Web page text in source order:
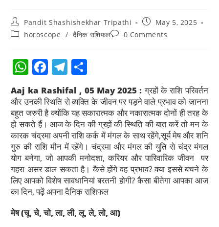
Pandit Shashishekhar Tripathi
May 5, 2025
horoscope / दैनिक राशिफल 0 Comments
W
h
at
s
A
p
p
F
c
e
b
o
o
k
T
el
e
gr
a
m
h
ar
e
Aaj ka Rashifal , 05 May 2025 :ग्रहों के राशि परिवर्तन
और उनकी स्थिति से व्यक्ति के जीवन पर पड़ने वाले प्रभाव को जानना
बहुत जरुरी है क्योंकि यह सकारात्मक और नकारात्मक दोनों ही तरह के
हो सकते हैं। आज के दिन की ग्रहों की स्थिति की बात करें तो मन के
कारक चंद्रमा अपनी राशि कर्क में मंगल के साथ रहेंगे,सूर्य मेष और शनि
गुरु की राशि मीन में रहेंगे। चंद्रमा और मंगल की युति से चंद्र मंगल
योग बनेगा, जो आपकी मनोदशा, करियर और पारिवारिक जीवन पर
गहरा असर डाल सकता है। कैसे होंगे वह प्रभाव? क्या इससे बचने के
लिए आपको विशेष सावधानियां बरतनी होगी? कैसा बीतेगा आपका आज
का दिन, पढ़ें अपना दैनिक राशिफल
मेष(चू, चे, चो, ला, ली, लू, ले, लो, आ)